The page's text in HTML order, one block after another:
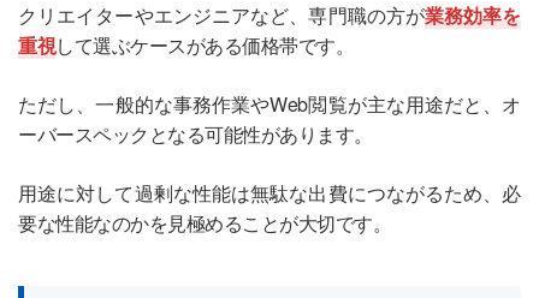
クリエイターやエンジニアなど、専門職の方が業務効率を
重視して選ぶケースがある価格帯です。
ただし、一般的な事務作業やWeb閲覧が主な用途だと、オ
ーバースペックとなる可能性があります。
用途に対して過剰な性能は無駄な出費につながるため、必
要な性能なのかを見極めることが大切です。